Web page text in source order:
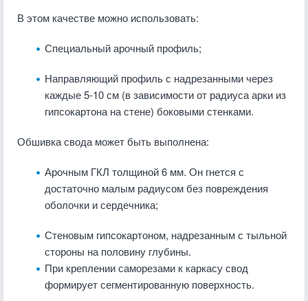
В этом качестве можно использовать:
Специальный арочный профиль;
Направляющий профиль с надрезанными через
каждые 5-10 см (в зависимости от радиуса арки из
гипсокартона на стене) боковыми стенками.
Обшивка свода может быть выполнена:
Арочным ГКЛ толщиной 6 мм. Он гнется с
достаточно малым радиусом без повреждения
оболочки и сердечника;
Стеновым гипсокартоном, надрезанным с тыльной
стороны на половину глубины.
При креплении саморезами к каркасу свод
формирует сегментированную поверхность.